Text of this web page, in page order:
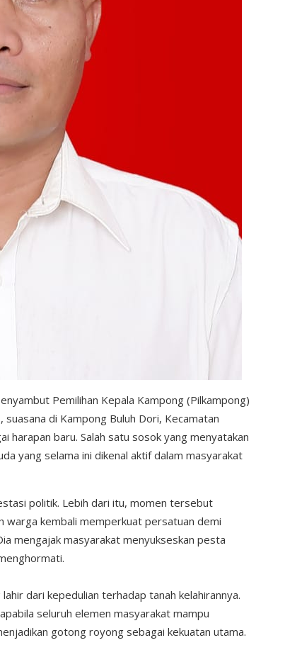
Pemilihan Kepala Kampong (Pilkampong)
di Kampong Buluh Dori, Kecamatan
harapan baru. Salah satu sosok yang menyatakan
yang selama ini dikenal aktif dalam masyarakat
politik. Lebih dari itu, momen tersebut
warga kembali memperkuat persatuan demi
mengajak masyarakat menyukseskan pesta
dari kepedulian terhadap tanah kelahirannya.
seluruh elemen masyarakat mampu
gotong royong sebagai kekuatan utama.